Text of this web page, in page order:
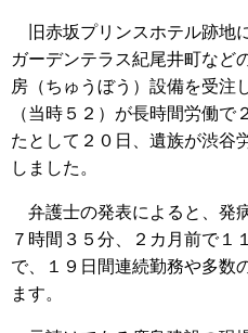
旧赤坂プリンスホテル跡地
ガーデンテラス紀尾井町など
房（ちゅうぼう）設備を受注
（当時５２）が長時間労働で
たとして２０日、遺族が渋谷
しました。
弁護士の発表によると、発
７時間３５分、２カ月前で１
で、１９日間連続勤務や多数
ます。